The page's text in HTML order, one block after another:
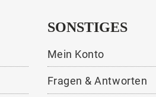
SONSTIGES
Mein Konto
Fragen & Antworten